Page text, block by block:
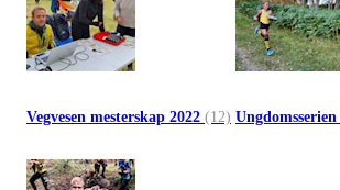
Vegvesen mesterskap 2022 (12)